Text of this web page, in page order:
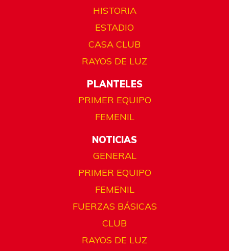
HISTORIA
ESTADIO
CASA CLUB
RAYOS DE LUZ
PLANTELES
PRIMER EQUIPO
FEMENIL
NOTICIAS
GENERAL
PRIMER EQUIPO
FEMENIL
FUERZAS BÁSICAS
CLUB
RAYOS DE LUZ